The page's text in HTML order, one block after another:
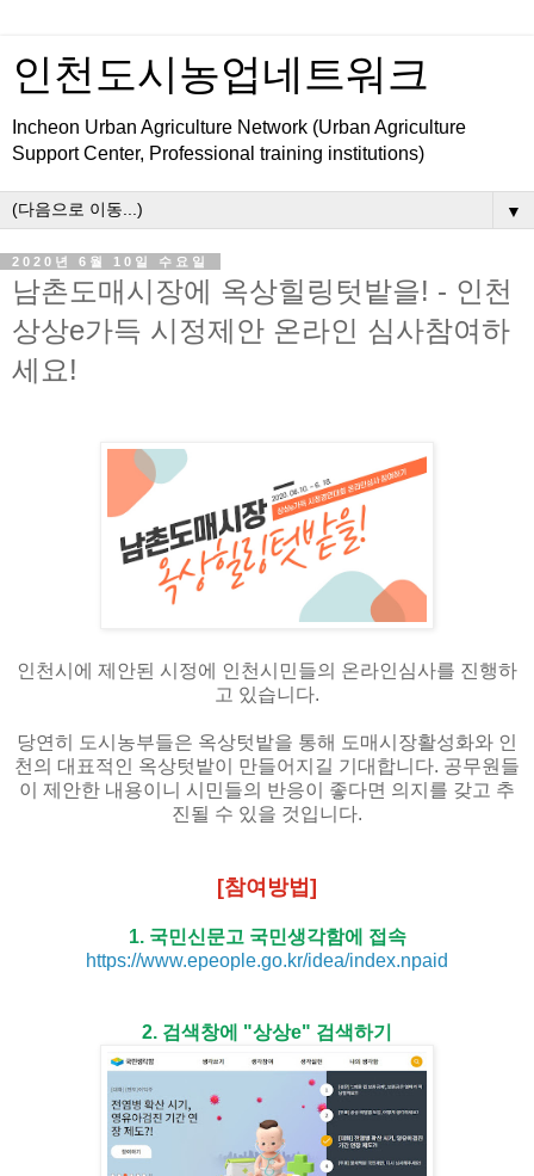
인천도시농업네트워크
Incheon Urban Agriculture Network (Urban Agriculture
Support Center, Professional training institutions)
▼
2020년 6월 10일 수요일
남촌도매시장에 옥상힐링텃밭을! - 인천
상상e가득 시정제안 온라인 심사참여하
세요!
인천시에 제안된 시정에 인천시민들의 온라인심사를 진행하
고 있습니다.
당연히 도시농부들은 옥상텃밭을 통해 도매시장활성화와 인
천의 대표적인 옥상텃밭이 만들어지길 기대합니다. 공무원들
이 제안한 내용이니 시민들의 반응이 좋다면 의지를 갖고 추
진될 수 있을 것입니다.
[참여방법]
1. 국민신문고 국민생각함에 접속
https://www.epeople.go.kr/idea/index.npaid
2. 검색창에 "상상e" 검색하기